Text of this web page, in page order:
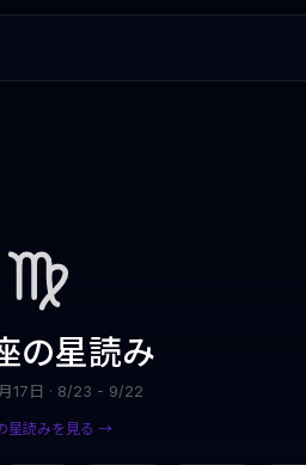
の星読み
17日 · 8/23 - 9/22
星読みを見る →